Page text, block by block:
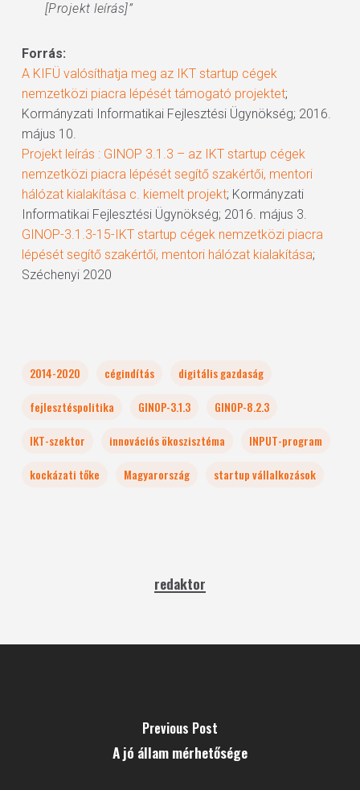
[Projekt leírás]”
Forrás:
A KIFÜ valósíthatja meg az IKT startup cégek
nemzetközi piacra lépését támogató projektet;
Kormányzati Informatikai Fejlesztési Ügynökség; 2016.
május 10.
Projekt leírás : GINOP 3.1.3 – az IKT startup cégek
nemzetközi piacra lépését segítő szakértői, mentori
hálózat kialakítása c. kiemelt projekt; Kormányzati
Informatikai Fejlesztési Ügynökség; 2016. május 3.
GINOP-3.1.3-15-IKT startup cégek nemzetközi piacra
lépését segítő szakértői, mentori hálózat kialakítása;
Széchenyi 2020
2014-2020 cégindítás
digitális gazdaság
fejlesztéspolitika
GINOP-3.1.3
GINOP-8.2.3
IKT-szektor
innovációs ökoszisztéma
INPUT-program
kockázati tőke
Magyarország startup vállalkozások
redaktor
Previous Post
A jó állam mérhetősége